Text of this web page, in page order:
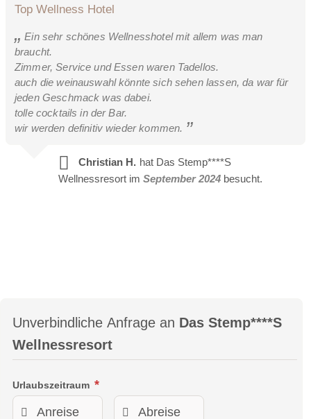
Top Wellness Hotel
Ein sehr schönes Wellnesshotel mit allem was man
braucht.
Zimmer, Service und Essen waren Tadellos.
auch die weinauswahl könnte sich sehen lassen, da war für
jeden Geschmack was dabei.
tolle cocktails in der Bar.
wir werden definitiv wieder kommen.
Christian H. hat Das Stemp****S
Wellnessresort im September 2024 besucht.
Unverbindliche Anfrage an Das Stemp****S
Wellnessresort
Urlaubszeitraum